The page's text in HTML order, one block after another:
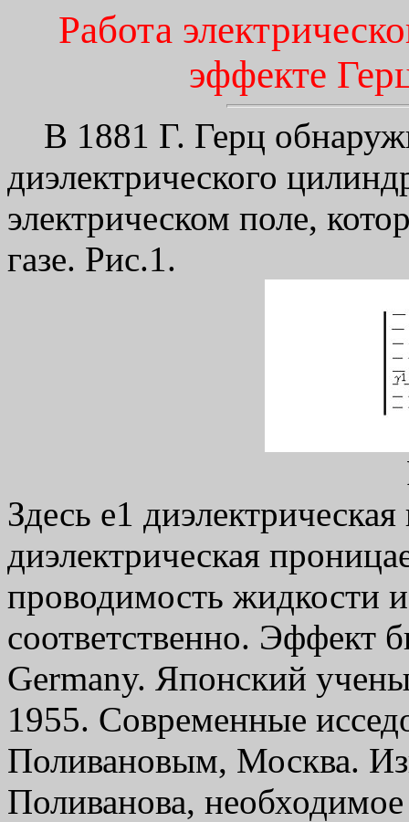
Работа
эффекте
В 1881 Г. Герц
диэлектрического
электрическом поле,
газе. Рис.1.
Здесь e1
диэлектрическая
проводимость жидкости
соответственно. Эффект
Germany. Японский
1955. Современные
Поливановым, Москва.
Поливанова,